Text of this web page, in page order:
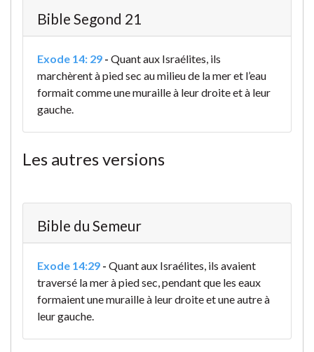
Bible Segond 21
Exode 14: 29 - Quant aux Israélites, ils
marchèrent à pied sec au milieu de la mer et l’eau
formait comme une muraille à leur droite et à leur
gauche.
Les autres versions
Bible du Semeur
Exode 14:29 - Quant aux Israélites, ils avaient
traversé la mer à pied sec, pendant que les eaux
formaient une muraille à leur droite et une autre à
leur gauche.